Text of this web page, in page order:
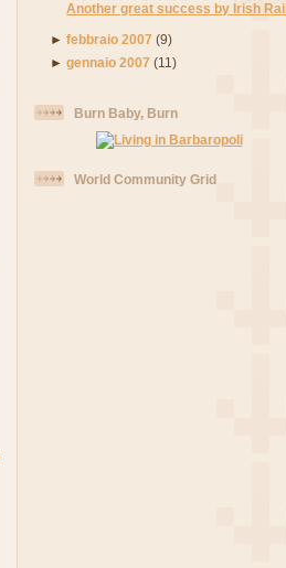
Another great success by Irish Rail
►febbraio 2007 (9)
►gennaio 2007 (11)
Burn Baby, Burn
World Community Grid